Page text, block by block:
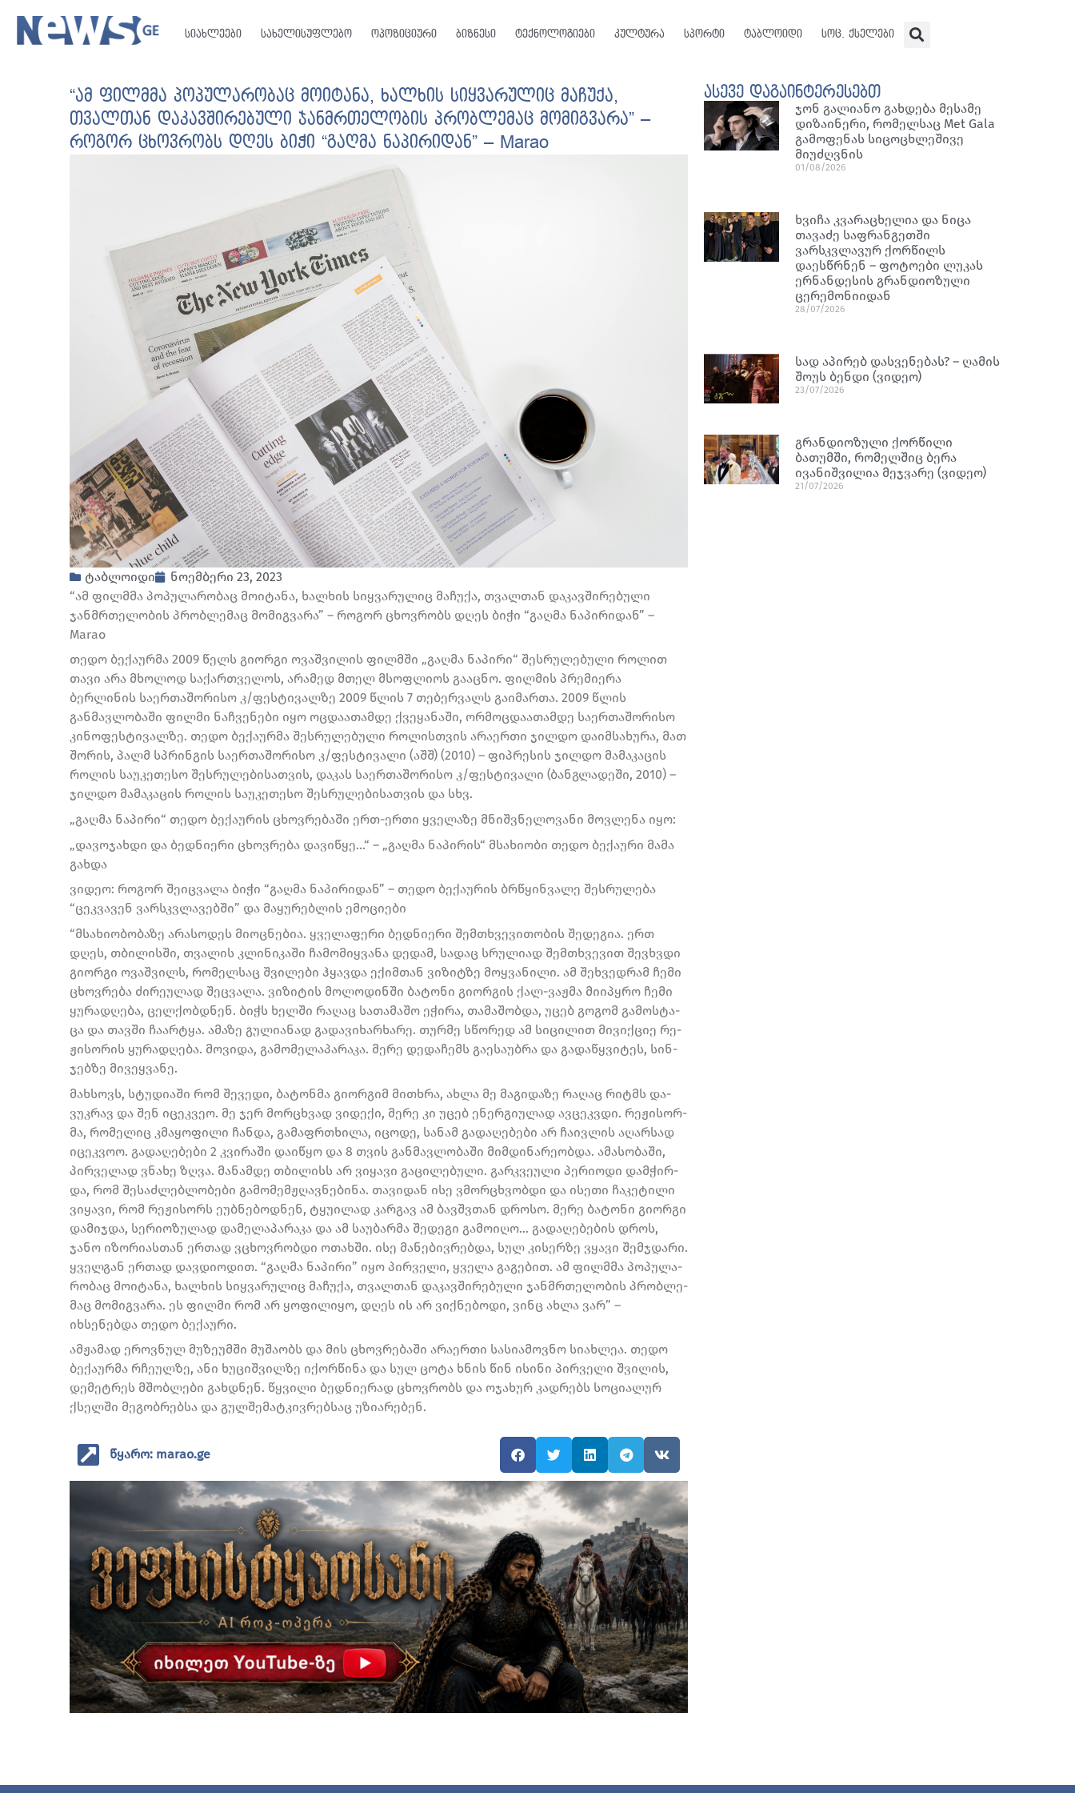
სიახლეები სახელისუფლებო ოპოზიციური ბიზნესი ტექნოლოგიები კულტურა სპორტი ტაბლოიდი სოც. ქსელები
“ამ ფილმმა პოპულარობაც მოიტანა, ხალხის სიყვარულიც მაჩუქა,
თვალთან დაკავშირებული ჯანმრთელობის პრობლემაც მომიგვარა” –
როგორ ცხოვრობს დღეს ბიჭი “გაღმა ნაპირიდან” – Marao
ტაბლოიდი
ნოემბერი 23, 2023
“ამ ფილმმა პოპულარობაც მოიტანა, ხალხის სიყვარულიც მაჩუქა, თვალთან დაკავშირებული
ჯანმრთელობის პრობლემაც მომიგვარა” – როგორ ცხოვრობს დღეს ბიჭი “გაღმა ნაპირიდან” –
Marao
თედო ბექაურმა 2009 წელს გიორგი ოვაშვილის ფილმში „გაღმა ნაპირი“ შესრულებული როლით
თავი არა მხოლოდ საქართველოს, არამედ მთელ მსოფლიოს გააცნო. ფილმის პრემიერა
ბერლინის საერთაშორისო კ/ფესტივალზე 2009 წლის 7 თებერვალს გაიმართა. 2009 წლის
განმავლობაში ფილმი ნაჩვენები იყო ოცდაათამდე ქვეყანაში, ორმოცდაათამდე საერთაშორისო
კინოფესტივალზე. თედო ბექაურმა შესრულებული როლისთვის არაერთი ჯილდო დაიმსახურა, მათ
შორის, პალმ სპრინგის საერთაშორისო კ/ფესტივალი (აშშ) (2010) – ფიპრესის ჯილდო მამაკაცის
როლის საუკეთესო შესრულებისათვის, დაკას საერთაშორისო კ/ფესტივალი (ბანგლადეში, 2010) –
ჯილდო მამაკაცის როლის საუკეთესო შესრულებისათვის და სხვ.
„გაღმა ნაპირი“ თედო ბექაურის ცხოვრებაში ერთ-ერთი ყველაზე მნიშვნელოვანი მოვლენა იყო:
„დავოჯახდი და ბედნიერი ცხოვრება დავიწყე…“ – „გაღმა ნაპირის“ მსახიობი თედო ბექაური მამა
გახდა
ვიდეო: როგორ შეიცვალა ბიჭი “გაღმა ნაპირიდან” – თედო ბექაურის ბრწყინვალე შესრულება
“ცეკვავენ ვარსკვლავებში” და მაყურებლის ემოციები
“მსა­ხი­ო­ბო­ბა­ზე არა­სო­დეს მი­ოც­ნე­ბია. ყვე­ლა­ფე­რი ბედ­ნი­ე­რი შემ­თხვე­ვი­თო­ბის შე­დე­გია. ერთ
დღეს, თბი­ლის­ში, თვა­ლის კლი­ნი­კა­ში ჩა­მო­მიყ­ვა­ნა დე­დამ, სა­დაც სრუ­ლი­ად შემ­თხვე­ვით შევ­ხვდი
გი­ორ­გი ოვაშ­ვილს, რო­მელ­საც შვი­ლე­ბი ჰყავ­და ექიმ­თან ვი­ზიტ­ზე მოყ­ვა­ნი­ლი. ამ შეხ­ვედ­რამ ჩემი
ცხოვ­რე­ბა ძი­რე­უ­ლად შეც­ვა­ლა. ვი­ზი­ტის მო­ლო­დინ­ში ბა­ტო­ნი გი­ორ­გის ქალ-ვაჟ­მა მი­ი­პყრო ჩემი
ყუ­რა­დღე­ბა, ცელ­ქობ­დნენ. ბიჭს ხელ­ში რა­ღაც სა­თა­მა­შო ეჭი­რა, თა­მა­შობ­და, უცებ გო­გომ გა­მოს­ტა­
ცა და თავ­ში ჩა­არ­ტყა. ამა­ზე გუ­ლი­ა­ნად გა­და­ვი­ხარ­ხა­რე. თურ­მე სწო­რედ ამ სი­ცი­ლით მი­ვიქ­ციე რე­
ჟი­სო­რის ყუ­რა­დღე­ბა. მო­ვი­და, გა­მო­მე­ლა­პა­რა­კა. მერე დე­და­ჩემს გა­ე­სა­უბ­რა და გა­და­წყვი­ტეს, სინ­
ჯებ­ზე მი­ვეყ­ვა­ნე.
მახ­სოვს, სტუ­დი­ა­ში რომ შე­ვე­დი, ბა­ტონ­მა გი­ორ­გიმ მი­თხრა, ახლა მე მა­გი­და­ზე რა­ღაც რიტმს და­
ვუკ­რავ და შენ იცეკ­ვეო. მე ჯერ მორ­ცხვად ვი­დე­ქი, მერე კი უცებ ენერ­გი­უ­ლად ავ­ცეკვდი. რე­ჟი­სორ­
მა, რო­მე­ლიც კმა­ყო­ფი­ლი ჩან­და, გა­მაფრ­თხი­ლა, იცო­დე, სა­ნამ გა­და­ღე­ბე­ბი არ ჩა­ივ­ლის აღარ­სად
იცეკ­ვოო. გა­და­ღე­ბე­ბი 2 კვი­რა­ში და­ი­წყო და 8 თვის გან­მავ­ლო­ბა­ში მიმ­დი­ნა­რე­ობ­და. ამა­სო­ბა­ში,
პირ­ვე­ლად ვნა­ხე ზღვა. მა­ნამ­დე თბი­ლისს არ ვი­ყა­ვი გა­ცი­ლე­ბუ­ლი. გარ­კვე­უ­ლი პე­რი­ო­დი დამ­ჭირ­
და, რომ შე­საძ­ლებ­ლო­ბე­ბი გა­მო­მემ­ჟღავ­ნე­ბი­ნა. თა­ვი­დან ისე ვმორ­ცხვობ­დი და ისე­თი ჩა­კე­ტი­ლი
ვი­ყა­ვი, რომ რე­ჟი­სორს ეუბ­ნე­ბოდ­ნენ, ტყუ­ი­ლად კარ­გავ ამ ბავ­შვთან დრო­სო. მერე ბა­ტო­ნი გი­ორ­გი
და­მიჯ­და, სე­რი­ო­ზუ­ლად და­მე­ლა­პა­რა­კა და ამ სა­უ­ბარ­მა შე­დე­გი გა­მო­ი­ღო… გა­და­ღე­ბე­ბის დროს,
ჯანო იზო­რი­ას­თან ერ­თად ვცხოვ­რობ­დი ოთახ­ში. ისე მა­ნე­ბივ­რებ­და, სულ კი­სერ­ზე ვყა­ვი შემჯდა­რი.
ყველ­გან ერ­თად დავ­დი­ო­დით. “გაღ­მა ნა­პი­რი” იყო პირ­ვე­ლი, ყვე­ლა გა­გე­ბით. ამ ფილმმა პო­პუ­ლა­
რო­ბაც მო­ი­ტა­ნა, ხალ­ხის სიყ­ვა­რუ­ლიც მა­ჩუ­ქა, თვალ­თან და­კავ­ში­რე­ბუ­ლი ჯან­მრთე­ლო­ბის პრობ­ლე­
მაც მო­მიგ­ვა­რა. ეს ფილ­მი რომ არ ყო­ფი­ლი­ყო, დღეს ის არ ვიქ­ნე­ბო­დი, ვინც ახლა ვარ” –
იხსენებდა თედო ბექაური.
ამჟამად ეროვნულ მუზეუმში მუშაობს და მის ცხოვრებაში არაერთი სასიამოვნო სიახლეა. თედო
ბექაურმა რჩეულზე, ანი ხუციშვილზე იქორწინა და სულ ცოტა ხნის წინ ისინი პირველი შვილის,
დემეტრეს მშობლები გახდნენ. წყვილი ბედნიერად ცხოვრობს და ოჯახურ კადრებს სოციალურ
ქსელში მეგობრებსა და გულშემატკივრებსაც უზიარებენ.
წყარო: marao.ge
ასევე დაგაინტერესებთ
ჯონ გალიანო გახდება მესამე
დიზაინერი, რომელსაც Met Gala
გამოფენას სიცოცხლეშივე
მიუძღვნის
01/08/2026
ხვიჩა კვარაცხელია და ნიცა
თავაძე საფრანგეთში
ვარსკვლავურ ქორწილს
დაესწრნენ – ფოტოები ლუკას
ერნანდესის გრანდიოზული
ცერემონიიდან
28/07/2026
სად აპირებ დასვენებას? – ღამის
შოუს ბენდი (ვიდეო)
23/07/2026
გრანდიოზული ქორწილი
ბათუმში, რომელშიც ბერა
ივანიშვილია მეჯვარე (ვიდეო)
21/07/2026